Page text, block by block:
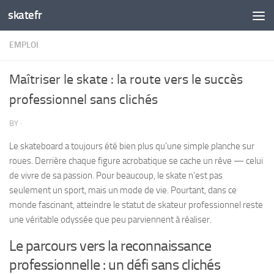
Skip to content
skatefr
EMPLOI
Maîtriser le skate : la route vers le succès
professionnel sans clichés
BY ·
Le skateboard a toujours été bien plus qu’une simple planche sur
roues. Derrière chaque figure acrobatique se cache un rêve — celui
de vivre de sa passion. Pour beaucoup, le skate n’est pas
seulement un sport, mais un mode de vie. Pourtant, dans ce
monde fascinant, atteindre le statut de skateur professionnel reste
une véritable odyssée que peu parviennent à réaliser.
Le parcours vers la reconnaissance
professionnelle : un défi sans clichés